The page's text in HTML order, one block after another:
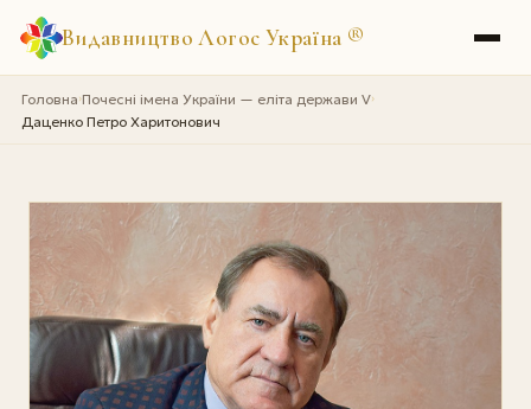
Видавництво Логос Україна ®
Головна›Почесні імена України — еліта держави V›
Даценко Петро Харитонович